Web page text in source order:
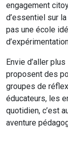
engagement
d’essentiel sur
pas une école
Envie d’aller
proposent des
groupes de
éducateurs, les
quotidien, c’est
aventure